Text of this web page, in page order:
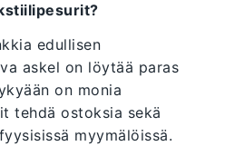
edullisen
askel on löytää paras
on monia
tehdä ostoksia sekä
myymälöissä.